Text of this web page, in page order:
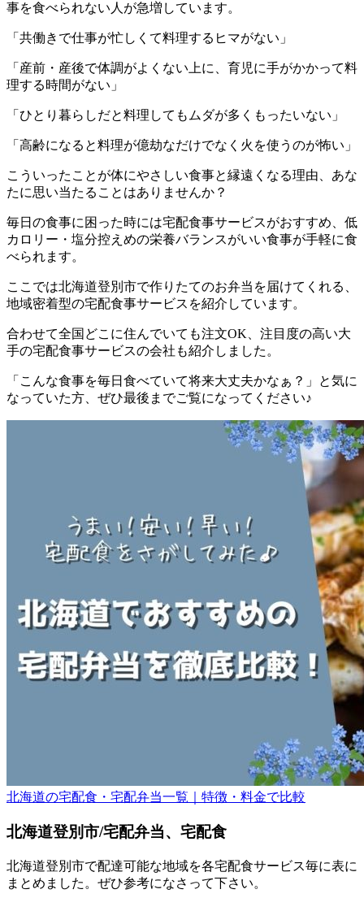
事を食べられない人が急増しています。
「共働きで仕事が忙しくて料理するヒマがない」
「産前・産後で体調がよくない上に、育児に手がかかって料
理する時間がない」
「ひとり暮らしだと料理してもムダが多くもったいない」
「高齢になると料理が億劫なだけでなく火を使うのが怖い」
こういったことが体にやさしい食事と縁遠くなる理由、あな
たに思い当たることはありませんか？
毎日の食事に困った時には宅配食事サービスがおすすめ、低
カロリー・塩分控えめの栄養バランスがいい食事が手軽に食
べられます。
ここでは北海道登別市で作りたてのお弁当を届けてくれる、
地域密着型の宅配食事サービスを紹介しています。
合わせて全国どこに住んでいても注文OK、注目度の高い大
手の宅配食事サービスの会社も紹介 しました。
「こんな食事を毎日食べていて将来大丈夫かなぁ？」と気に
なっていた方、ぜひ最後までご覧になってください♪
北海道の宅配食・宅配弁当一覧｜特徴・料金で比較
北海道登別市/宅配弁当、宅配食
北海道登別市で配達可能な地域を各宅配食サービス毎に表に
まとめました。ぜひ参考になさって下さい。